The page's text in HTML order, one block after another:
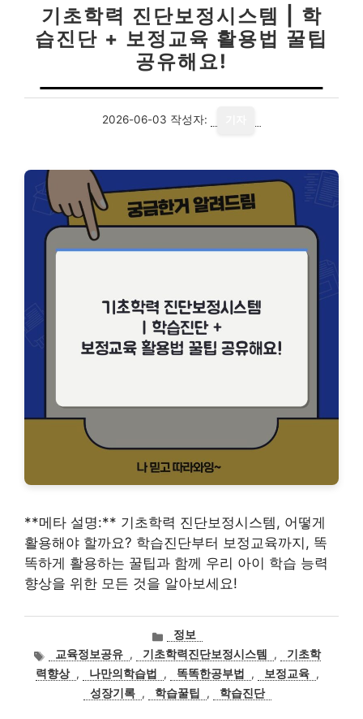
기초학력 진단보정시스템 | 학
습진단 + 보정교육 활용법 꿀팁
공유해요!
2026-06-03 작성자:
**메타 설명:** 기초학력 진단보정시스템, 어떻게
활용해야 할까요? 학습진단부터 보정교육까지, 똑
똑하게 활용하는 꿀팁과 함께 우리 아이 학습 능력
향상을 위한 모든 것을 알아보세요!
카
테
고
리
정보
태
그
교육정보공유 , 기초학력진단보정시스템 ,
기초학
력향상 , 나만의학습법 , 똑똑한공부법 , 보정교육 ,
성장기록 , 학습꿀팁 , 학습진단